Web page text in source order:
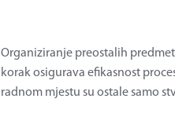
Organiziranje preostalih
korak osigurava efikasnost
radnom mjestu su ostale samo